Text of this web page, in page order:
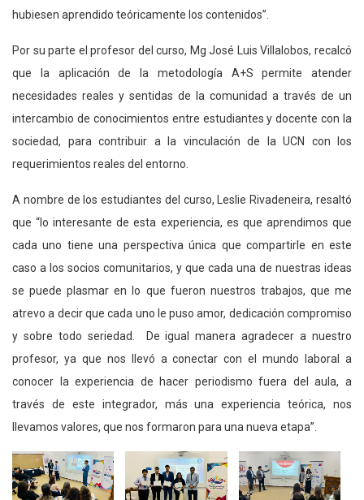
hubiesen aprendido teóricamente los contenidos”.
Por su parte el profesor del curso, Mg José Luis Villalobos, recalcó
que la aplicación de la metodología A+S permite atender
necesidades reales y sentidas de la comunidad a través de un
intercambio de conocimientos entre estudiantes y docente con la
sociedad, para contribuir a la vinculación de la UCN con los
requerimientos reales del entorno.
A nombre de los estudiantes del curso, Leslie Rivadeneira, resaltó
que “lo interesante de esta experiencia, es que aprendimos que
cada uno tiene una perspectiva única que compartirle en este
caso a los socios comunitarios, y que cada una de nuestras ideas
se puede plasmar en lo que fueron nuestros trabajos, que me
atrevo a decir que cada uno le puso amor, dedicación compromiso
y sobre todo seriedad. De igual manera agradecer a nuestro
profesor, ya que nos llevó a conectar con el mundo laboral a
conocer la experiencia de hacer periodismo fuera del aula, a
través de este integrador, más una experiencia teórica, nos
llevamos valores, que nos formaron para una nueva etapa”.